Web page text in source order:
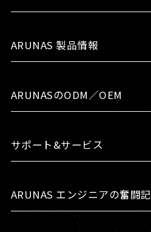
ARUNAS 製品情報
ARUNASのODM／OEM
サポート&サービス
ARUNAS エンジニアの奮闘記